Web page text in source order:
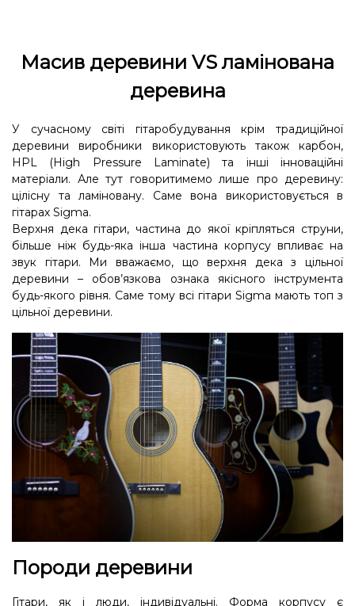
Масив деревини VS ламінована
деревина
У сучасному світі гітаробудування крім традиційної
деревини виробники використовують також карбон,
HPL (High Pressure Laminate) та інші інноваційні
матеріали. Але тут говоритимемо лише про деревину:
цілісну та ламіновану. Саме вона використовується в
гітарах Sigma.
Верхня дека гітари, частина до якої кріпляться струни,
більше ніж будь-яка інша частина корпусу впливає на
звук гітари. Ми вважаємо, що верхня дека з цільної
деревини – обов’язкова ознака якісного інструмента
будь-якого рівня. Саме тому всі гітари Sigma мають топ з
цільної деревини.
Породи деревини
Гітари, як і люди, індивідуальні. Форма корпусу є